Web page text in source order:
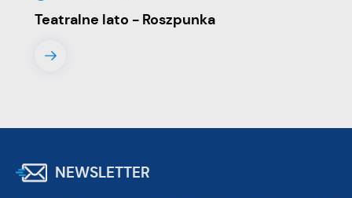
Teatralne lato - Roszpunka
NEWSLETTER